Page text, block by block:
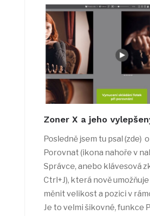
Zoner X a jeho
Posledně jsem tu psal (zde)
Porovnat (ikona nahoře v
Správce, anebo klávesová
Ctrl+J), která nově
měnit velikost a pozici v
Je to velmi šikovné, funkce